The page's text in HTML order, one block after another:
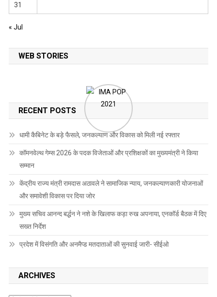
31
« Jul
WEB STORIES
RECENT POSTS
धामी कैबिनेट के बड़े फैसले, जनकल्याण और विकास को मिली नई रफ्तार
कॉमनवेल्थ गेम्स 2026 के पदक विजेताओं और प्रशिक्षकों का मुख्यमंत्री ने किया
सम्मान
केंद्रीय राज्य मंत्री रामदास अठावले ने सामाजिक न्याय, जनकल्याणकारी योजनाओं
और समावेशी विकास पर दिया जोर
मुख्य सचिव आनन्द बर्द्धन ने नशे के खिलाफ कड़ा रुख अपनाया, एनकॉर्ड बैठक में दिए
सख्त निर्देश
प्रदेश में विसंगति और अनमैप्ड मतदाताओं की सुनवाई जारी- सीईओ
ARCHIVES